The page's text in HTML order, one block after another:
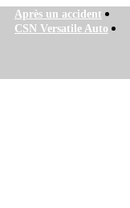
Après un accident
CSN Versatile Auto